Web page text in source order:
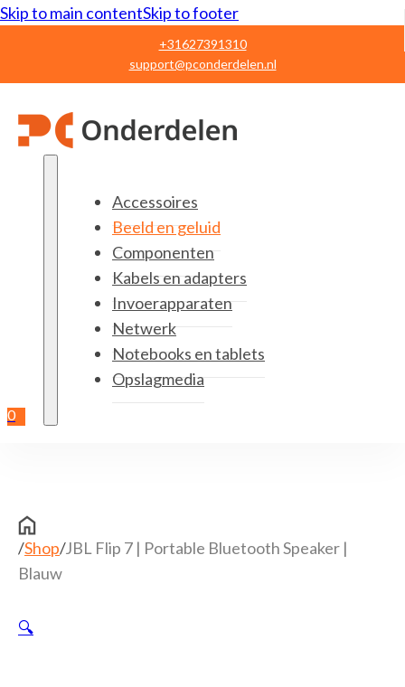
Skip to main contentSkip to footer
+31627391310
support@pconderdelen.nl
0
Accessoires
Beeld en geluid
Componenten
Kabels en adapters
Invoerapparaten
Netwerk
Notebooks en tablets
Opslagmedia
/Shop/JBL Flip 7 | Portable Bluetooth Speaker |
Blauw
🔍